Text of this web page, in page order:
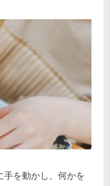
手を動かし、何かを